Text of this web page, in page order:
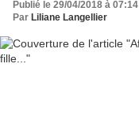
Publié le 29/04/2018 à 07:14
Par Liliane Langellier